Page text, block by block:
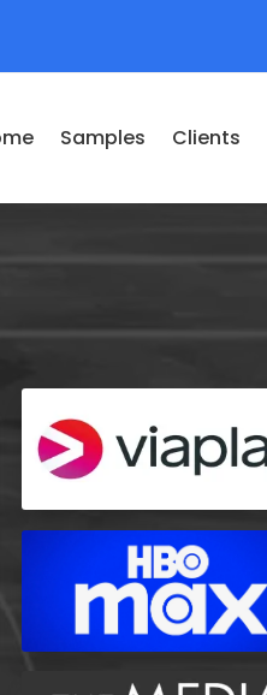
Samples Clients